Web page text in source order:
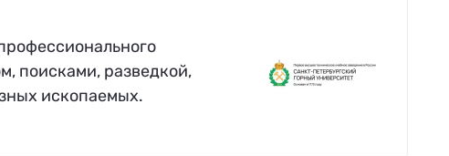
поисками, разведкой,
ископаемых.